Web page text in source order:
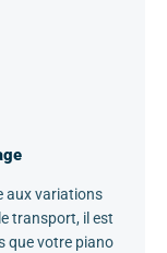
aux variations
transport, il est
que votre piano